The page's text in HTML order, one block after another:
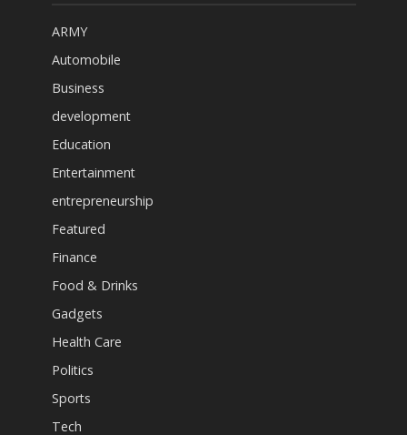
ARMY
Automobile
Business
development
Education
Entertainment
entrepreneurship
Featured
Finance
Food & Drinks
Gadgets
Health Care
Politics
Sports
Tech